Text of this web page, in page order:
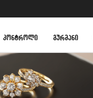
ᲙᲝᲜᲢᲠᲝᲚᲘ ᲒᲣᲠᲛᲐᲜᲘ